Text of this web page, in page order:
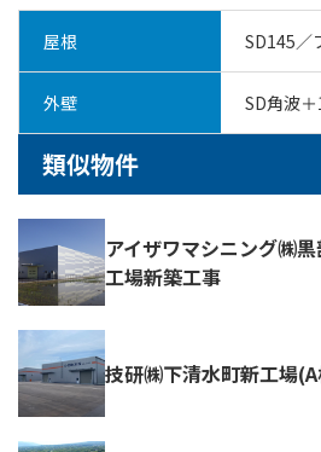
屋根 SD145／
外壁 SD角波
類似物件
アイザワマシニング㈱
工場新築工事
技研㈱下清水町新工場